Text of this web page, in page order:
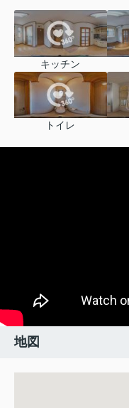
キッチン
トイレ
地図